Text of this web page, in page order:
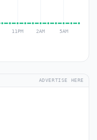
ADVERTISE HERE